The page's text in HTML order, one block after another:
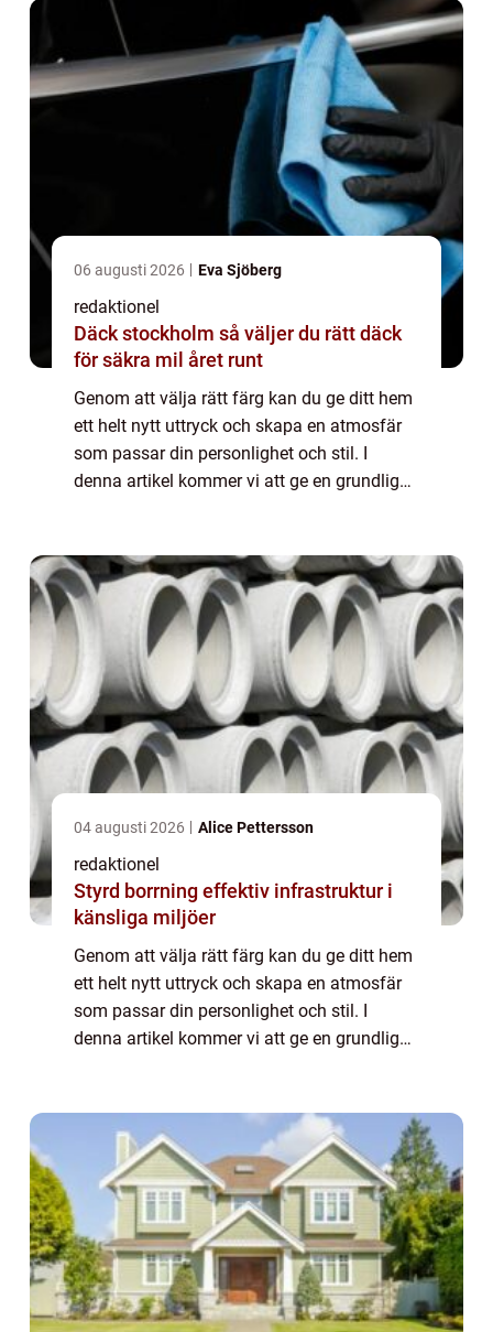
06 augusti 2026 Eva Sjöberg
redaktionel
Däck stockholm så väljer du rätt däck
för säkra mil året runt
Genom att välja rätt färg kan du ge ditt hem
ett helt nytt uttryck och skapa en atmosfär
som passar din personlighet och stil. I
denna artikel kommer vi att ge en grundlig
04 augusti 2026 Alice Pettersson
redaktionel
Styrd borrning effektiv infrastruktur i
känsliga miljöer
Genom att välja rätt färg kan du ge ditt hem
ett helt nytt uttryck och skapa en atmosfär
som passar din personlighet och stil. I
denna artikel kommer vi att ge en grundlig